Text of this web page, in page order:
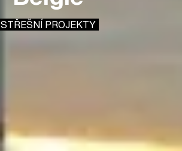
STŘEŠNÍ PROJEKTY